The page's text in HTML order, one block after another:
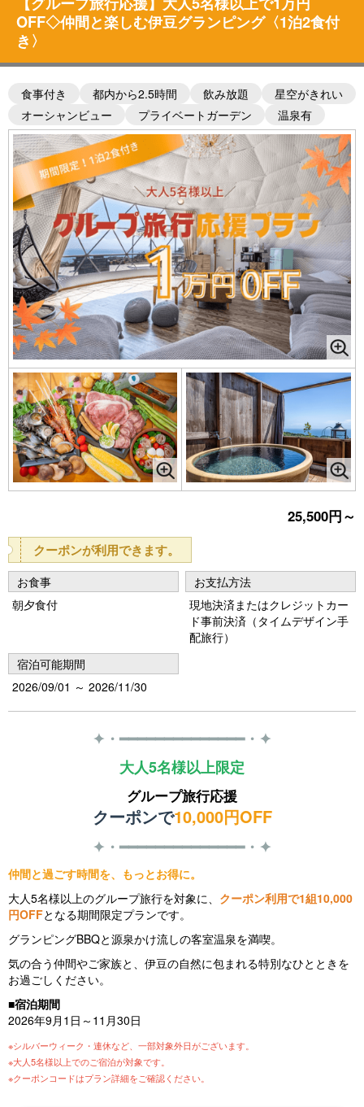
OFF◇仲間と楽しむ伊豆グランピング〈1泊2食付
き〉
食事付き 都内から2.5時間 飲み放題
星空がきれい
オーシャンビュー
プライベートガーデン 温泉有
25,500円～
クーポンが利用できます。
お食事
朝夕食付
お支払方法
現地決済またはクレジットカー
ド事前決済（タイムデザイン手
配旅行）
宿泊可能期間
2026/09/01 ～ 2026/11/30
✦・━━━━━━━━━━━━━━・✦
大人5名様以上限定
グループ旅行応援
クーポンで10,000円OFF
✦・━━━━━━━━━━━━━━・✦
仲間と過ごす時間を、もっとお得に。
大人5名様以上のグループ旅行を対象に、 クーポン利用で1組10,000
円OFFとなる期間限定プランです。
グランピングBBQと源泉かけ流しの客室温泉を満喫。
気の合う仲間やご家族と、伊豆の自然に包まれる特別なひとときを
お過ごしください。
■宿泊期間
2026年9月1日～11月30日
※シルバーウィーク・連休など、一部対象外日がございます。
※大人5名様以上でのご宿泊が対象です。
※クーポンコードはプラン詳細をご確認ください。